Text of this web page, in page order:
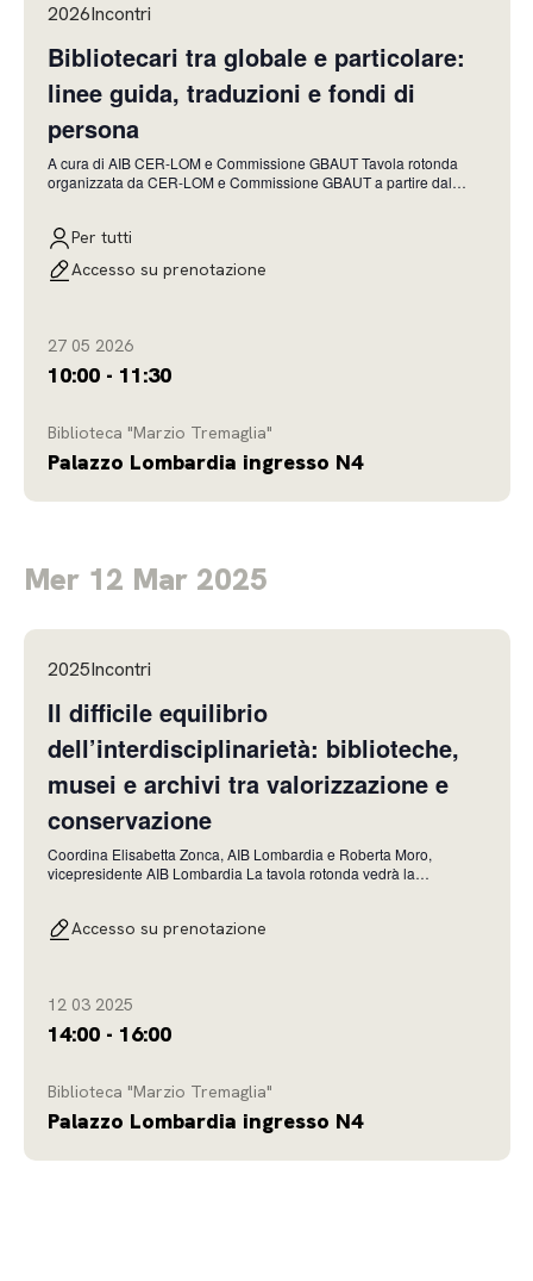
27 05 2026
10:00 - 11:30
Biblioteca "Marzio Tremaglia"
Palazzo Lombardia ingresso N4
2026Incontri
Bibliotecari tra globale e particolare:
linee guida, traduzioni e fondi di
persona
A cura di AIB CER-LOM e Commissione GBAUT Tavola rotonda
organizzata da CER-LOM e Commissione GBAUT a partire dal
professionale partecipata e del suo rapporto
Per tutti
Accesso su prenotazione
Mer 12 Mar 2025
12 03 2025
14:00 - 16:00
Biblioteca "Marzio Tremaglia"
Palazzo Lombardia ingresso N4
2025Incontri
Il difficile equilibrio
dell’interdisciplinarietà: biblioteche,
musei e archivi tra valorizzazione e
conservazione
Coordina Elisabetta Zonca, AIB Lombardia e Roberta Moro,
vicepresidente AIB Lombardia La tavola rotonda vedrà la
legate ad aree non prettamente biblioteconomi
Accesso su prenotazione